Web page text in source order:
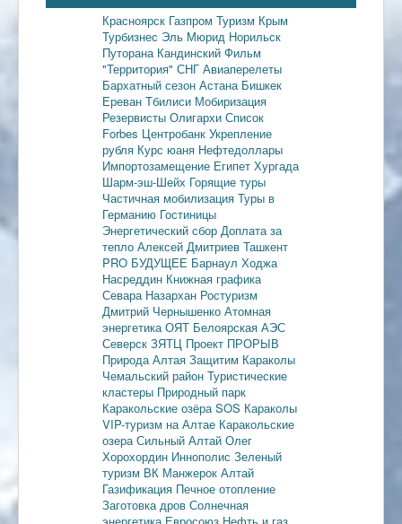
Красноярск Газпром Туризм Крым
Турбизнес Эль Мюрид Норильск
Путорана Кандинский Фильм
"Территория" СНГ Авиаперелеты
Бархатный сезон Астана Бишкек
Ереван Тбилиси Мобиризация
Резервисты Олигархи Список
Forbes Центробанк Укрепление
рубля Курс юаня Нефтедоллары
Импортозамещение Египет Хургада
Шарм-эш-Шейх Горящие туры
Частичная мобилизация Туры в
Германию Гостиницы
Энергетический сбор Доплата за
тепло Алексей Дмитриев Ташкент
PRO БУДУЩЕЕ Барнаул Ходжа
Насреддин Книжная графика
Севара Назархан Ростуризм
Дмитрий Чернышенко Атомная
энергетика ОЯТ Белоярская АЭС
Северск ЗЯТЦ Проект ПРОРЫВ
Природа Алтая Защитим Караколы
Чемальский район Туристические
кластеры Природный парк
Каракольские озёра SOS Караколы
VIP-туризм на Алтае Каракольские
озера Сильный Алтай Олег
Хорохордин Иннополис Зеленый
туризм ВК Манжерок Алтай
Газификация Печное отопление
Заготовка дров Солнечная